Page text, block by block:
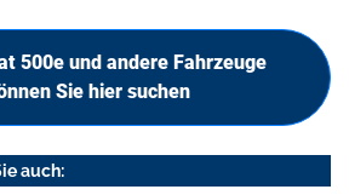
500e und andere Fahrzeuge
Sie hier suchen
auch: